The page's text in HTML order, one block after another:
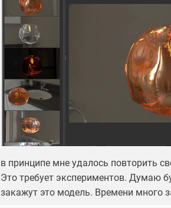
в принципе мне удалось повторить
Это требует экспериментов. Думаю
закажут это модель. Времени много